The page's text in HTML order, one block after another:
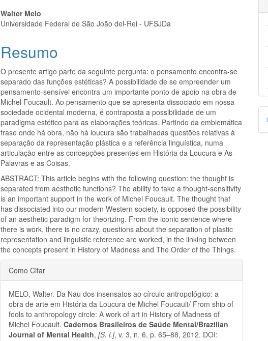
Conteúdo
artigo
principal
Walter Melo
Universidade Federal de São João del-Rei - UFSJDa
Resumo
O presente artigo parte da seguinte pergunta: o pensamento encontra-se
separado das funções estéticas? A possibilidade de se empreender um
pensamento-sensível encontra um importante ponto de apoio na obra de
Michel Foucault. Ao pensamento que se apresenta dissociado em nossa
sociedade ocidental moderna, é contraposta a possibilidade de um
paradigma estético para as elaborações teóricas. Partindo da emblemática
frase onde há obra, não há loucura são trabalhadas questões relativas à
separação da representação plástica e a referência linguística, numa
articulação entre as concepções presentes em História da Loucura e As
Palavras e as Coisas.
ABSTRACT: This article begins with the following question: the thought is
separated from aesthetic functions? The ability to take a thought-sensitivity
is an important support in the work of Michel Foucault. The thought that
has dissociated into our modern Western society, is opposed the possibility
of an aesthetic paradigm for theorizing. From the iconic sentence where
there is work, there is no crazy, questions about the separation of plastic
representation and linguistic reference are worked, in the linking between
the concepts present in History of Madness and The Order of the Things.
Detalhes
do
artigo
Como Citar
MELO, Walter. Da Nau dos insensatos ao círculo antropológico: a
obra de arte em História da Loucura de Michel Foucault/ From ship of
fools to anthropology circle: A work of art in History of Madness of
Michel Foucault.Cadernos Brasileiros de Saúde Mental/Brazilian
Journal of Mental Health,[S. l.], v. 3, n. 6, p. 65–88, 2012. DOI: